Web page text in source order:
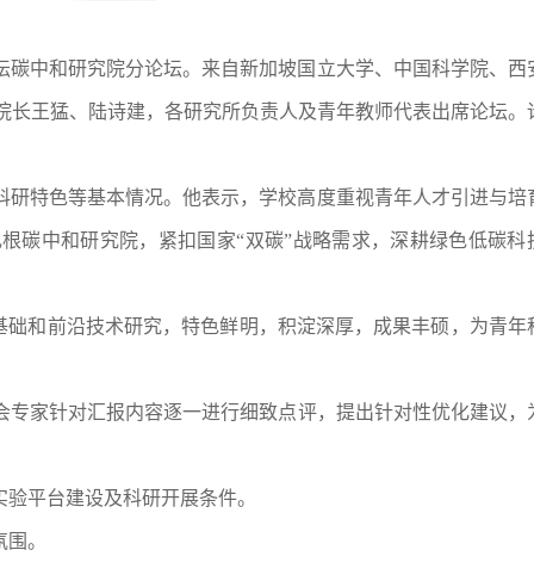
中和研究院分论坛。来自新加坡国立大学、中国科学院、西
王猛、陆诗建，各研究所负责人及青年教师代表出席论坛。
研特色等基本情况。他表示，学校高度重视青年人才引进与培
碳中和研究院，紧扣国家“双碳”战略需求，深耕绿色低碳科
和前沿技术研究，特色鲜明， 积淀深厚，成果丰硕， 为青年
专家针对汇报内容逐一进行细致点评，提出针对性优化建议，
平台建设及科研开展条件。
。